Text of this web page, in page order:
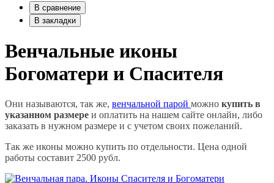
В сравнение
В закладки
Венчальные иконы
Богоматери и Спасителя
Они называются, так же, венчальной парой можно купить в
указанном размере и оплатить на нашем сайте онлайн, либо
заказать в нужном размере и с учетом своих пожеланий.
Так же иконы можно купить по отдельности. Цена одной
работы составит 2500 рубл.